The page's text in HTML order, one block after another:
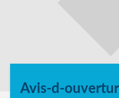
Avis-d-